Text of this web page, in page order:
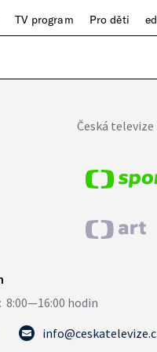
TV program Pro děti
Česká